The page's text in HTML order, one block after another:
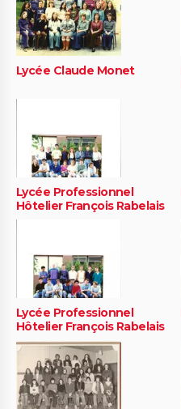
Lycée Claude Monet
Lycée Professionnel
Hôtelier François Rabelais
Lycée Professionnel
Hôtelier François Rabelais